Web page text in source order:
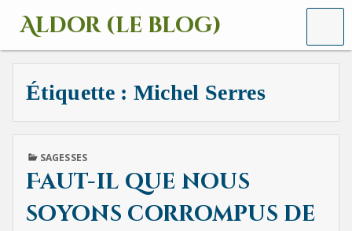
Aldor (le blog)
Un
site
avec
des
des
images
et
des
sons
MENU
Étiquette : Michel Serres
PUBLISHED
SAGESSES
Faut-il que nous
soyons corrompus de